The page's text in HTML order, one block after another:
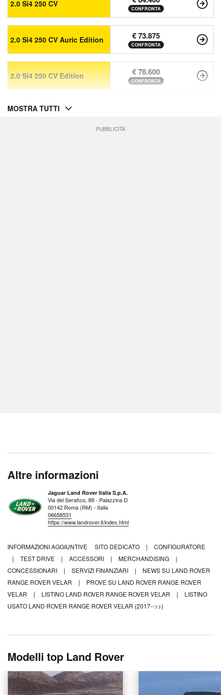
2.0 Si4 250 CV
CONFRONTA
2.0 Si4 250 CV Auric Edition € 73.875
CONFRONTA
2.0 Si4 250 CV Edition € 78.600
CONFRONTA
MOSTRA TUTTI
PUBBLICITÀ
Altre informazioni
Jaguar Land Rover Italia S.p.A.
Via del Serafico, 89 - Palazzina D
00142 Roma (RM) - Italia
06658531
https://www.landrover.it/index.html
INFORMAZIONI AGGIUNTIVE SITO DEDICATO |
CONFIGURATORE
|
TEST DRIVE | ACCESSORI | MERCHANDISING
|
CONCESSIONARI
| SERVIZI FINANZIARI |
NEWS SU LAND ROVER
RANGE ROVER VELAR
|
PROVE SU LAND ROVER RANGE ROVER
VELAR
| LISTINO LAND ROVER RANGE ROVER VELAR |
LISTINO
USATO LAND ROVER RANGE ROVER VELAR (2017-->>)
Modelli top Land Rover